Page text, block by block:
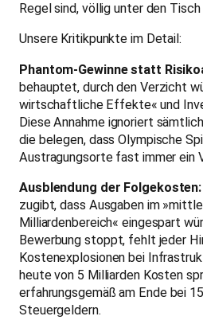
Regel sind, völlig unter den
Unsere Kritikpunkte im Detail:
Phantom-Gewinne statt
behauptet, durch den Verzicht
wirtschaftliche Effekte« und
Diese Annahme ignoriert
die belegen, dass Olympische
Austragungsorte fast immer ein
Ausblendung der
zugibt, dass Ausgaben im
Milliardenbereich« eingespart
Bewerbung stoppt, fehlt jeder
Kostenexplosionen bei
heute von 5 Milliarden Kosten
erfahrungsgemäß am Ende bei
Steuergeldern.